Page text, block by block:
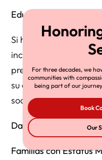
Educación
Si ha asistido a
incluya
premio o
su compromiso con
sociedad.
Datos y Estadísticas
Familias con Estatus
For three decades, we
communities with
being part of our
Book
Our